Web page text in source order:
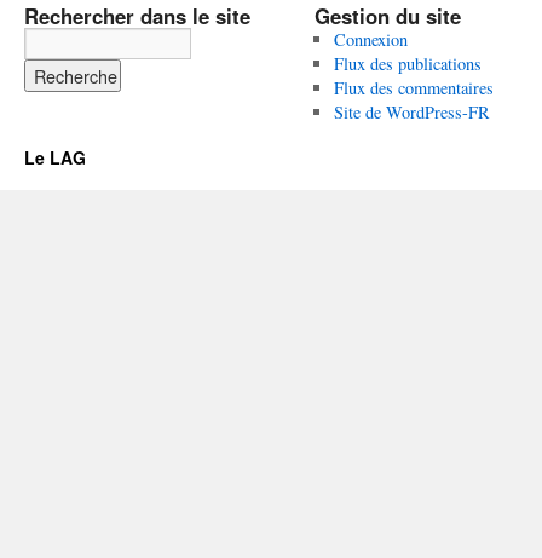
Rechercher dans le site Gestion du site
Connexion
Flux des publications
Flux des commentaires
Site de WordPress-FR
Le LAG